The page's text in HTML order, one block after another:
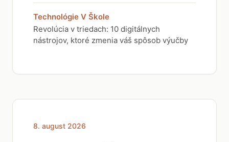
Technológie V Škole
Revolúcia v triedach: 10 digitálnych
nástrojov, ktoré zmenia váš spôsob výučby
8. august 2026